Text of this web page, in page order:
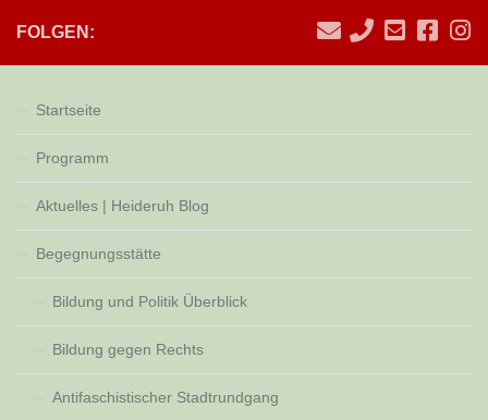
FOLGEN:
Startseite
Programm
Aktuelles | Heideruh Blog
Begegnungsstätte
Bildung und Politik Überblick
Bildung gegen Rechts
Antifaschistischer Stadtrundgang